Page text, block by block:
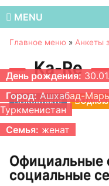
MENU
Главное меню » Анкеты
Ka-Re
ВКонтакте
День рождения:
Город: Ашхабад-
Туркменистан
Семья: женат
Официальные
социальные